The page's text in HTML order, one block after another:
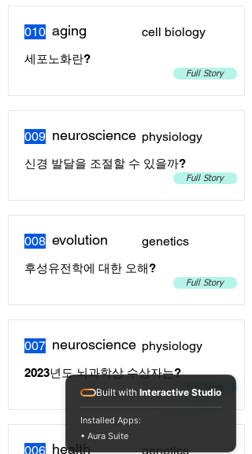
010 aging cell biology
세포노화란?
Full Story
009 neuroscience physiology
신경 발달을 조절할 수 있을까?
Full Story
008 evolution genetics
후성유전학에 대한 오해?
Full Story
007 neuroscience physiology
2023년도 뇌과학상 수상자는?
Full Story
006 health genetics
Built with Interactive Studio
Installed Apps:
• Aura Suite